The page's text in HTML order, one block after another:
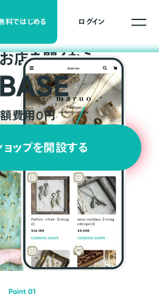
料ではじめる ログイン
店を開くなら
費用0円
ップを開設する
3つの理由
Point 01